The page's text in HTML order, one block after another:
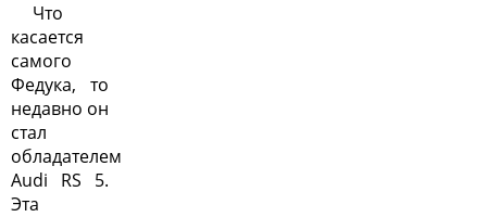
Что
касается
самого
Федука, то
недавно он
стал
обладателем
Audi RS 5.
Эта